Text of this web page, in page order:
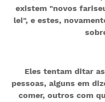
existem "novos
lei", e estes,
Eles tentam ditar
pessoas, alguns em
comer, outros com